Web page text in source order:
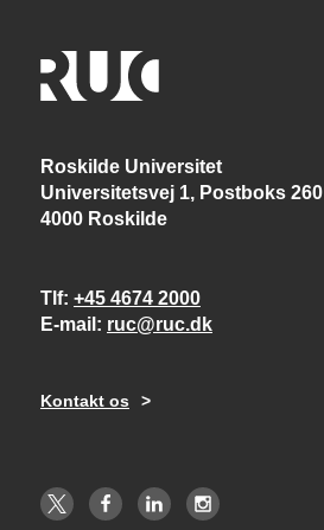
Roskilde Universitet
Universitetsvej 1, Postboks 260
4000 Roskilde
Tlf +45 4674 2000
E-mail
ruc@ruc.dk
Kontakt os